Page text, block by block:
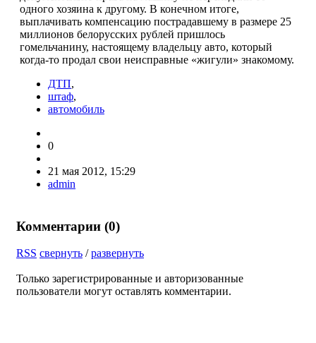
одного хозяина к другому. В конечном итоге,
выплачивать компенсацию пострадавшему в размере 25
миллионов белорусских рублей пришлось
гомельчанину, настоящему владельцу авто, который
когда-то продал свои неисправные «жигули» знакомому.
ДТП,
штаф,
автомобиль
0
21 мая 2012, 15:29
admin
Комментарии (0)
RSS свернуть /развернуть
Только зарегистрированные и авторизованные
пользователи могут оставлять комментарии.